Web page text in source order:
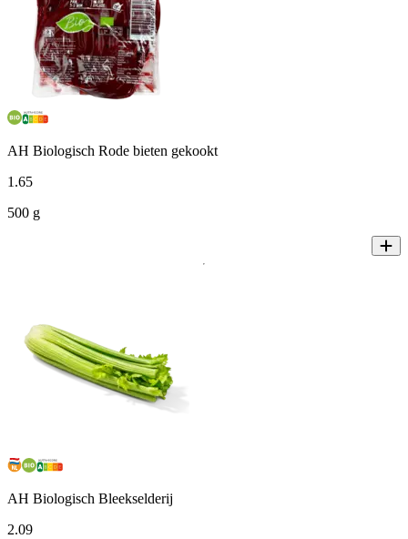
AH Biologisch Rode bieten gekookt
1 .65
500 g
AH Biologisch Bleekselderij
2.09